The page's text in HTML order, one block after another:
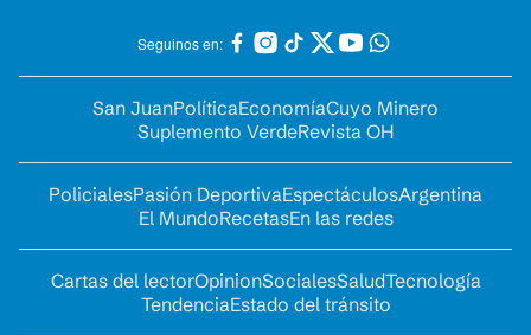
Seguinos en:
San JuanPolíticaEconomíaCuyo Minero
Suplemento VerdeRevista OH
PolicialesPasión DeportivaEspectáculosArgentina
El MundoRecetasEn las redes
Cartas del lectorOpinionSocialesSaludTecnología
TendenciaEstado del tránsito